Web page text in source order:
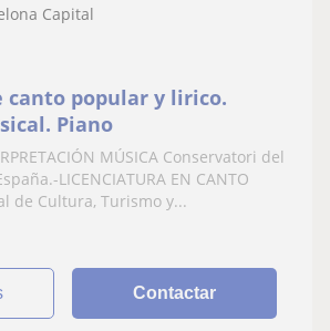
Capital
canto popular y lirico.
Piano
MÚSICA Conservatori del
LICENCIATURA EN CANTO
de Cultura, Turismo y...
Contactar